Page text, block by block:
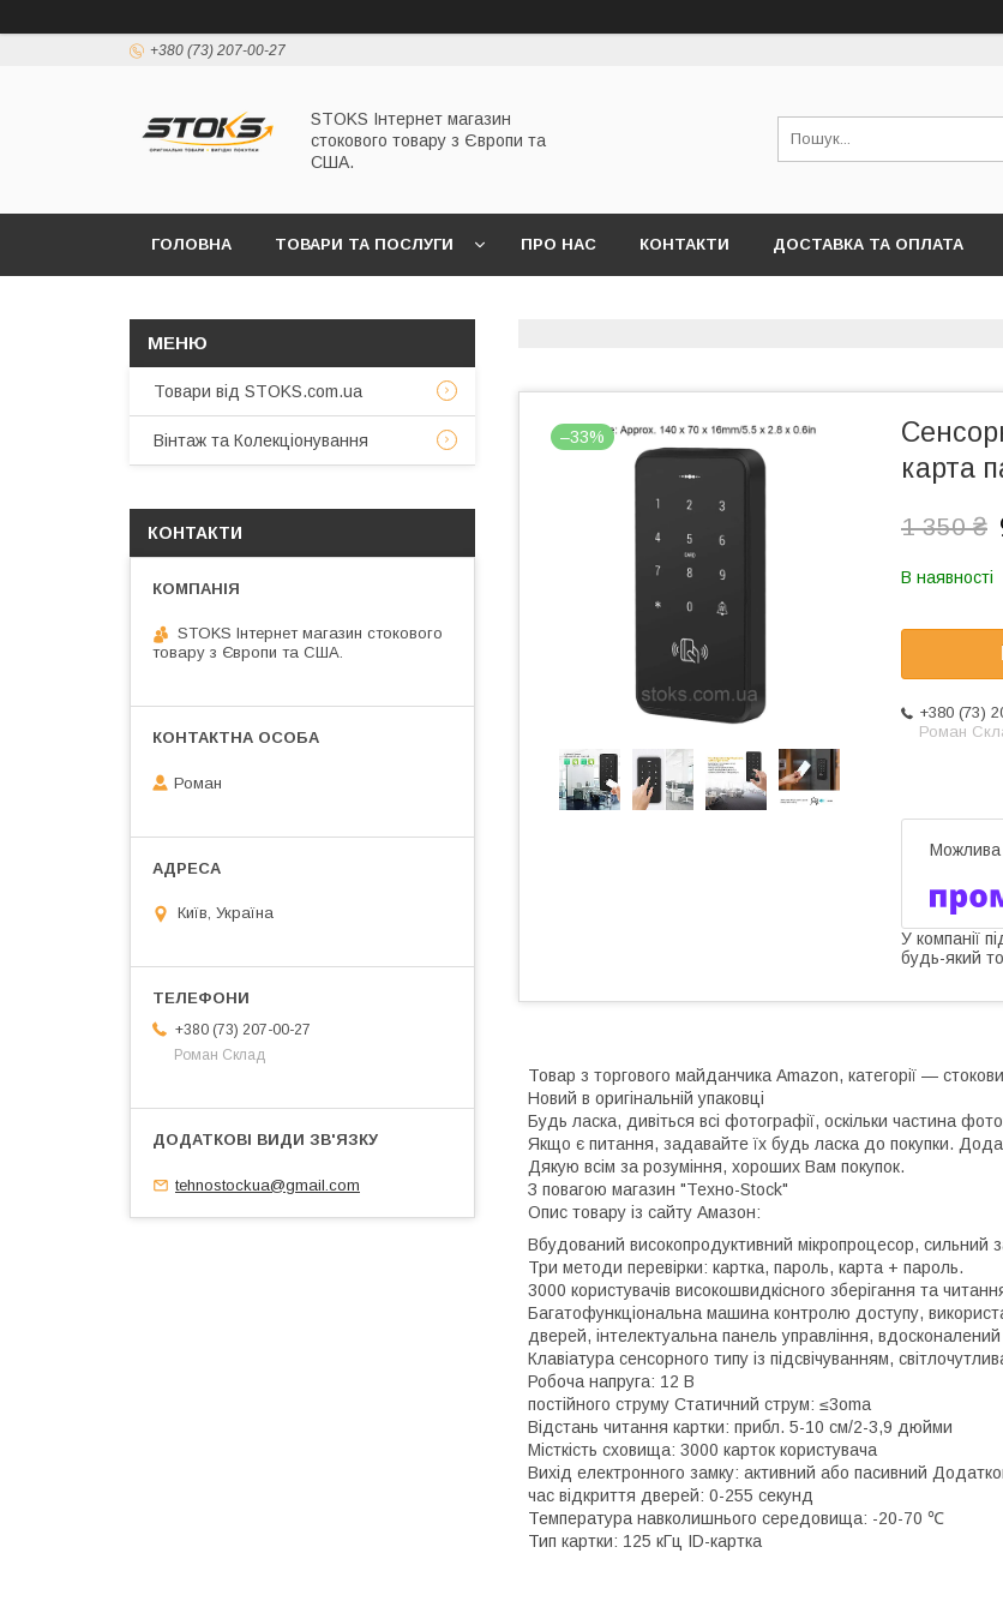
+380 (73) 207-00-27
STOKS Інтернет магазин
стокового товару з Європи та
США.
ГОЛОВНА ТОВАРИ ТА ПОСЛУГИ ПРО НАС КОНТАКТИ ДОСТАВКА ТА ОПЛАТА
–33%
карта
1 350 ₴
В наявності
+380 (73)
Роман
У компанії
будь-який
Товар з торгового майданчика Amazon, категорії —
Новий в оригінальній упаковці
Будь ласка, дивіться всі фотографії, оскільки частина
Якщо є питання, задавайте їх будь ласка до покупки.
Дякую всім за розуміння, хороших Вам покупок.
З повагою магазин "Техно-Stock"
Опис товару із сайту Амазон:
Вбудований високопродуктивний мікропроцесор, сильний
Три методи перевірки: картка, пароль, карта + пароль.
3000 користувачів високошвидкісного зберігання та
Багатофункціональна машина контролю доступу,
дверей, інтелектуальна панель управління,
Клавіатура сенсорного типу із підсвічуванням,
Робоча напруга: 12 В
постійного струму Статичний струм: ≤3oma
Відстань читання картки: прибл. 5-10 см/2-3,9 дюйми
Місткість сховища: 3000 карток користувача
Вихід електронного замку: активний або пасивний
час відкриття дверей: 0-255 секунд
Температура навколишнього середовища: -20-70 ℃
Тип картки: 125 кГц ID-картка
Товари від STOKS.com.ua
Вінтаж та Колекціонування
КОНТАКТИ
STOKS Інтернет магазин стокового
товару з Європи та США.
Роман
Київ, Україна
+380 (73) 207-00-27
Роман Склад
tehnostockua@gmail.com